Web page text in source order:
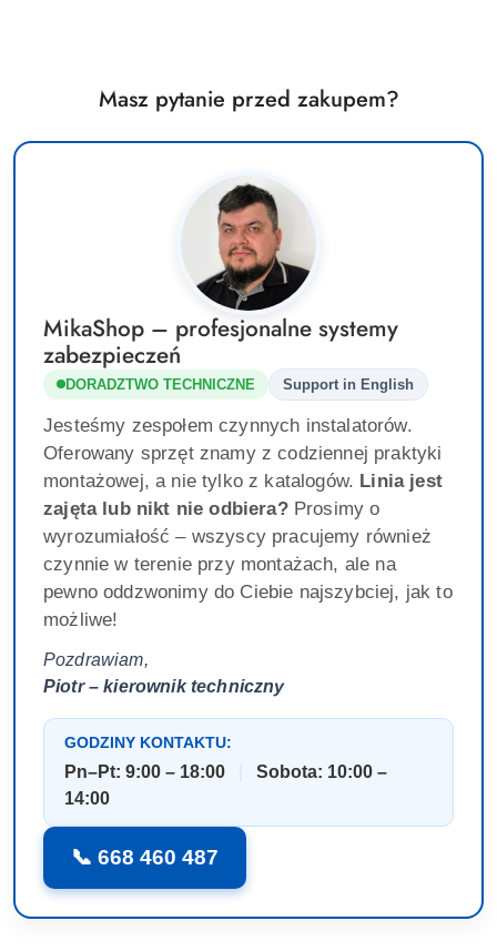
Masz pytanie przed zakupem?
MikaShop – profesjonalne systemy
zabezpieczeń
DORADZTWO TECHNICZNE Support in English
Jesteśmy zespołem czynnych instalatorów.
Oferowany sprzęt znamy z codziennej praktyki
montażowej, a nie tylko z katalogów. Linia jest
zajęta lub nikt nie odbiera?Prosimy o
wyrozumiałość – wszyscy pracujemy również
czynnie w terenie przy montażach, ale na
pewno oddzwonimy do Ciebie najszybciej, jak to
możliwe!
Pozdrawiam,
Piotr – kierownik techniczny
GODZINY KONTAKTU:
Pn–Pt: 9:00 – 18:00
Sobota: 10:00 –
14:00
📞 668 460 487